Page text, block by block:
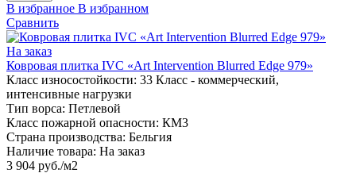
В избранное В избранном
Сравнить
На заказ
Ковровая плитка IVC «Art Intervention Blurred Edge 979»
Класс износостойкости: 33 Класс - коммерческий,
интенсивные нагрузки
Тип ворса: Петлевой
Класс пожарной опасности: КМ3
Страна производства: Бельгия
Наличие товара: На заказ
3 904 руб./м2